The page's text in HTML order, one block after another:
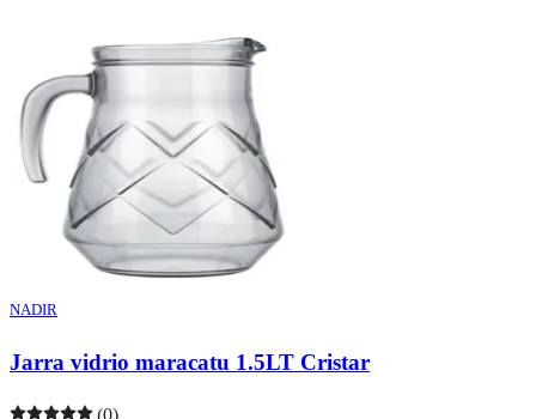
NADIR
Jarra vidrio maracatu 1.5LT Cristar